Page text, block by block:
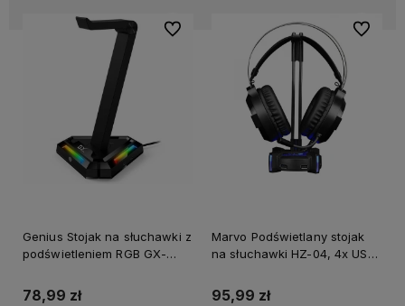
Genius Stojak na słuchawki z
podświetleniem RGB GX-
HUB, czarny
78,99 zł
Do ulubionych
Marvo Podświetlany stojak
na słuchawki HZ-04, 4x USB
95,99 zł
Do